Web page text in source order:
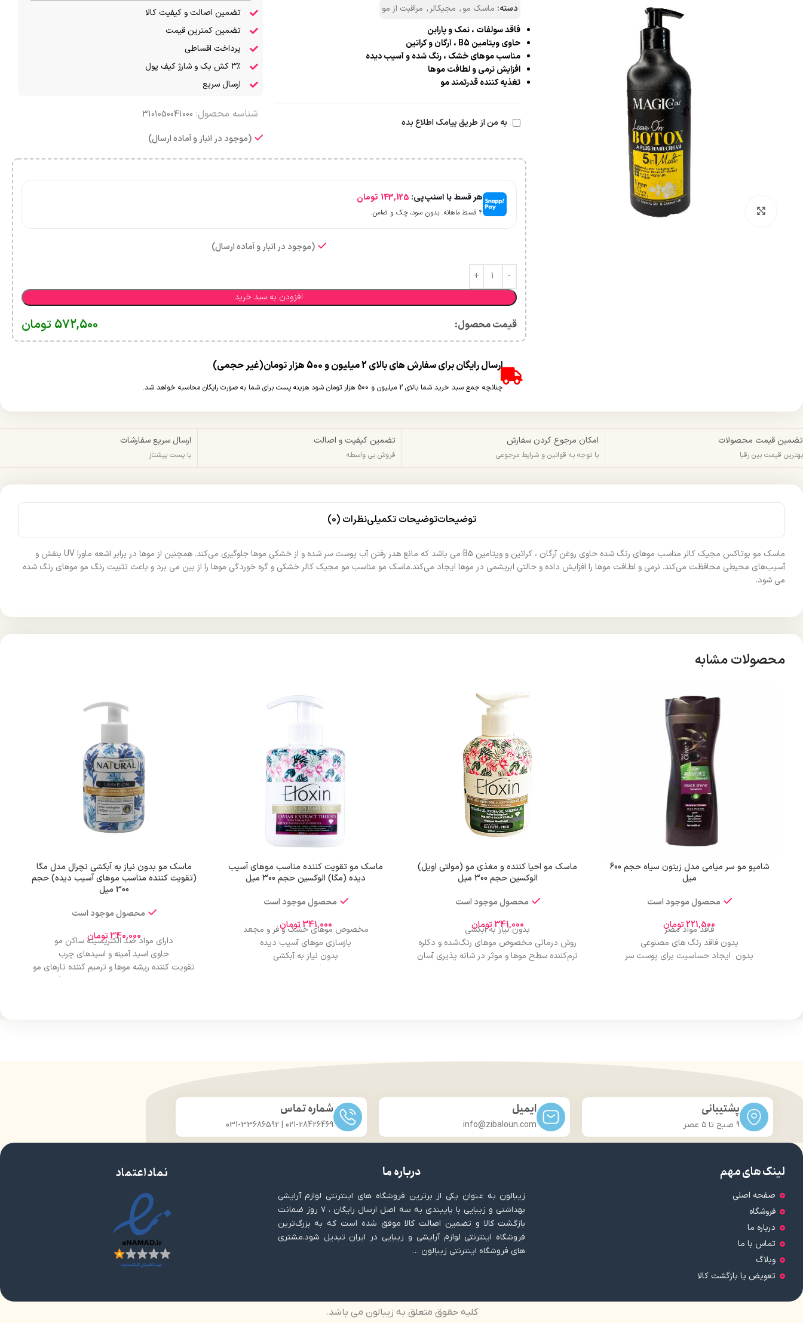
دسته: ماسک مو, مجیکالر , مراقبت از مو
فاقد سولفات ، نمک و پارابن
حاوی ویتامین B5 ، آرگان و کراتین
مناسب موهای خشک ، رنگ شده و آسیب دیده
افزایش نرمی و لطافت موها
تغذیه کننده قدرتمند مو
به من از طریق پیامک اطلاع بده
تضمین اصالت و کیفیت کالا
تضمین کمترین قیمت
پرداخت اقساطی
۳٪ کش بک و شارژ کیف پول
ارسال سریع
شناسه محصول: 3101050041000
(موجود در انبار و آماده ارسال)
هر قسط با اسنپ‌پی:143,125 تومان
۴ قسط ماهانه. بدون سود، چک و ضامن.
(موجود در انبار و آماده ارسال)
افزودن به سبد خرید
قیمت محصول:​ 572,500 تومان
ارسال رایگان برای سفارش های بالای 2 میلیون و 500 هزار تومان(غیر حجمی)
چنانچه جمع سبد خرید شما بالای 2 میلیون و 500 هزار تومان شود هزینه پست برای شما به صورت رایگان محاسبه خواهد شد.
تضمین قیمت محصولات
بهترین قیمت بین رقبا
امکان مرجوع کردن سفارش
با توجه به قوانین و شرایط مرجوعی
تضمین کیفیت و اصالت
فروش بی واسطه
ارسال سریع سفارشات
با پست پیشتاز
توضیحاتتوضیحات تکمیلینظرات (0)
ماسک مو بوتاکس مجیک کالر مناسب موهای رنگ شده حاوی روغن آرگان ، کراتین و ویتامین B5 می باشد که مانع هدر رفتن آب پوست سر شده و از خشکی موها جلوگیری می‌کند. همچنین از موها در برابر اشعه ماورا UV بنفش و
آسیب‌های محیطی محافظت می‌کند. نرمی و لطافت موها را افزایش داده و حالتی ابریشمی در موها ایجاد می‌کند.ماسک مو مناسب مو مجیک کالر خشکی و گره خوردگی موها را از بین می برد و باعث تثبیت رنگ مو موهای رنگ شده
می شود.
محصولات مشابه
شامپو مو سر میامی مدل زیتون سیاه حجم 600
میل
محصول موجود است
221,500تومان
فاقد مواد مضر
بدون فاقد رنگ های مصنوعی
بدون ایجاد حساسیت برای پوست سر
ماسک مو احیا کننده و مغذی مو (مولتی اویل)
الوکسین حجم 300 میل
محصول موجود است
341,000 تومان
بدون نیاز به آبکشی
روش درمانی مخصوص موهای رنگ‌شده و دکلره
نرم‌کننده سطح موها و موثر در شانه پذیری آسان
ماسک مو تقویت کننده مناسب موهای آسیب
دیده (مگا) الوکسین حجم 300 میل
محصول موجود است
341,000 تومان
مخصوص موهای خشک و فر و مجعد
بازسازی موهای آسیب دیده
بدون نیاز به آبکشی
برطرف کننده وز مو
ماسک مو بدون نیاز به آبکشی نچرال مدل مگا
(تقویت کننده مناسب موهای آسیب دیده) حجم
300 میل
محصول موجود است
340,000تومان
دارای مواد ضد الکتریسیته ساکن مو
حاوی اسید آمینه و اسیدهای چرب
تقویت کننده ریشه موها و ترمیم کننده تارهای مو
ازریزش و شاخه شاخه شدن موها جلوگیری
پشتیبانی
9 صبح تا ۵ عصر
ایمیل
info@zibaloun.com
شماره تماس
021-28426469 | 031-33686592
لینک های مهم
صفحه اصلی
فروشگاه
درباره ما
تماس با ما
وبلاگ
تعویض یا بازگشت کالا
درباره ما
زیبالون به عنوان یکی از برترین فروشگاه های اینترنتی لوازم آرایشی
بهداشتی و زیبایی با پایبندی به سه اصل ارسال رایگان ، ۷ روز ضمانت
بازگشت کالا و تضمین اصالت کالا موفق شده است که به بزرگ‌ترین
فروشگاه اینترنتی لوازم آرایشی و زیبایی در ایران تبدیل شود.مشتری
های فروشگاه اینترنتی زیبالون …
نماد اعتماد
کلیه حقوق متعلق به زیبالون می باشد.